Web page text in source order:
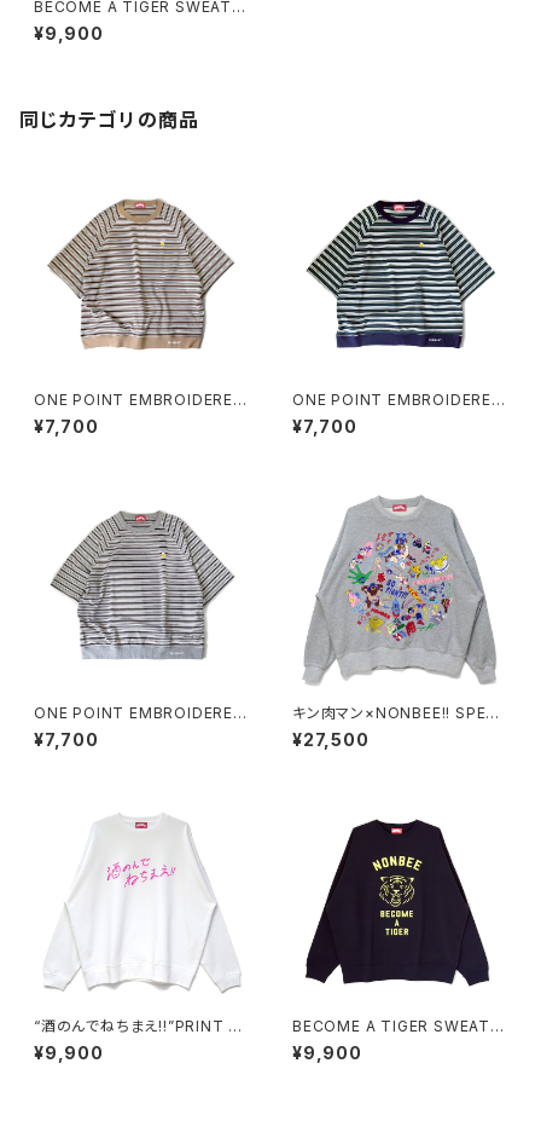
BECOME A TIGER SWEAT b
lack/white
¥9,900
同じカテゴリの商品
ONE POINT EMBROIDERED
“beer” MULTI BORDER HS
¥7,700
ONE POINT EMBROIDERED
“beer” MULTI BORDER HS
¥7,700
ONE POINT EMBROIDERED
“beer” MULTI BORDER HS
¥7,700
キン肉マン×NONBEE!! SPECI
AL COLLAB EMBROIDERED
SWEAT gray/colorful
¥27,500
“酒のんでねちまえ!!”PRINT S
WEAT white/pink
¥9,900
BECOME A TIGER SWEAT n
avy/pastel-yellow
¥9,900